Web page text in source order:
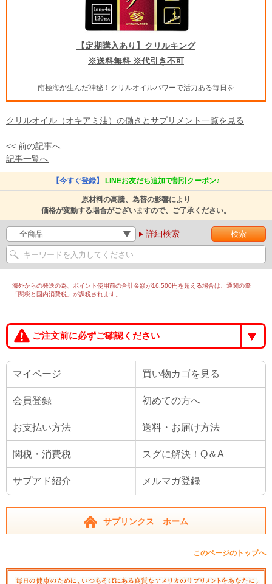
【定期購入あり】クリルキング
※送料無料 ※代引き不可
南極海が生んだ神秘！クリルオイルパワーで活力ある毎日を
クリルオイル（オキアミ油）の働きとサプリメント一覧を見る
<< 前の記事へ
記事一覧へ
【今すぐ登録】 LINEお友だち追加で割引クーポン♪
原材料の高騰、為替の影響により
価格が変動する場合がございますので、ご了承ください。
詳細検索
海外からの発送の為、ポイント使用前の合計金額が16,500円を超える場合は、通関の際
「関税と国内消費税」が課税されます。
ご注文前に必ずご確認ください
マイページ 買い物カゴを見る
会員登録 初めての方へ
お支払い方法 送料・お届け方法
関税・消費税 スグに解決！Q＆A
サプアド紹介 メルマガ登録
サプリンクス ホーム
このページのトップへ